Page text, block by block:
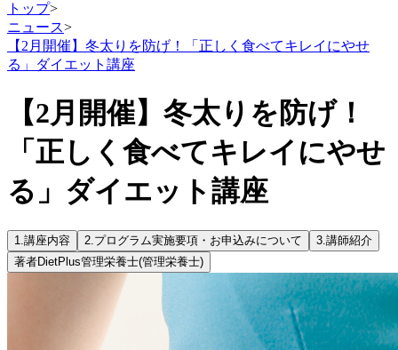
トップ>
ニュース>
【2月開催】冬太りを防げ！「正しく食べてキレイにやせ
る」ダイエット講座
【2月開催】冬太りを防げ！
「正しく食べてキレイにやせ
る」ダイエット講座
1.講座内容 2.プログラム実施要項・お申込みについて 3.講師紹介
著者DietPlus管理栄養士(管理栄養士)